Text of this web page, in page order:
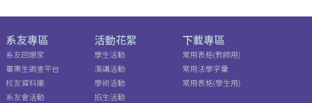
系友專區
系友回娘家
畢業生調查平台
校友資料庫
系友會活動
活動花絮
學生活動
演講活動
學術活動
招生活動
下載專區
常用表格(教師用)
常用法學字彙
常用表格(學生用)